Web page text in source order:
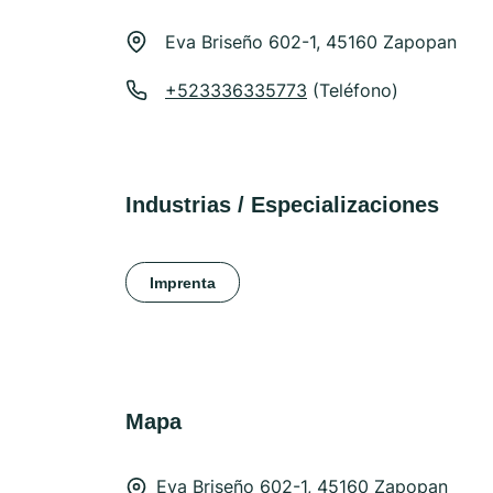
Eva Briseño 602-1, 45160 Zapopan
+523336335773 (Teléfono)
Industrias / Especializaciones
Imprenta
Mapa
Eva Briseño 602-1, 45160 Zapopan